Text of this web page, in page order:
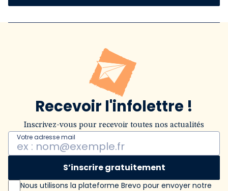
Recevoir l'infolettre !
Inscrivez-vous pour recevoir toutes nos actualités
Votre adresse mail
S’inscrire gratuitement
Nous utilisons la plateforme Brevo pour envoyer notre